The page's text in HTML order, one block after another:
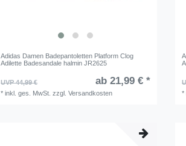
Adidas Damen Badepantoletten Platform Clog
Adilette Badesandale halmin JR2625
UVP 44,99 € ab 21,99 € *
*inkl. ges. MwSt. zzgl.Versandkosten *